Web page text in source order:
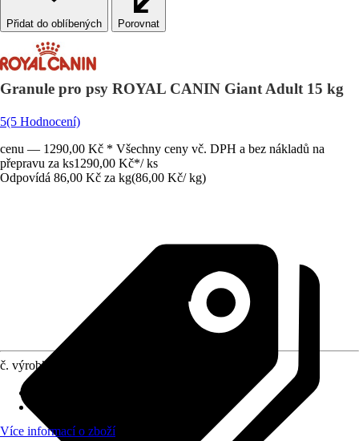
Porovnat
Granule pro psy ROYAL CANIN Giant Adult 15 kg
5(5 Hodnocení)
cenu — 1290,00 Kč * Všechny ceny vč. DPH a bez nákladů na
přepravu za ks1290,00 Kč*/ ks
Odpovídá 86,00 Kč za kg(86,00 Kč/ kg)
č. výrobku
Více informací o zboží